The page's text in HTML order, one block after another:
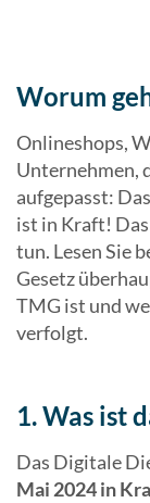
Worum
Onlineshops,
Unternehmen,
aufgepasst:
ist in Kraft!
tun. Lesen Sie
Gesetz
TMG ist und
verfolgt.
1. Was ist
Das Digitale
Mai 2024 in